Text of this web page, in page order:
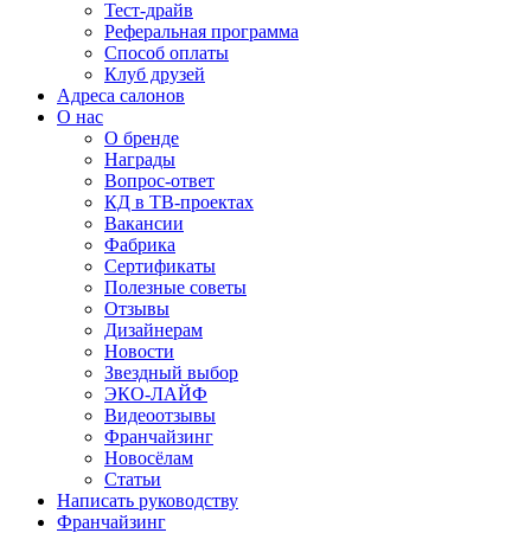
Тест-драйв
Реферальная программа
Способ оплаты
Клуб друзей
Адреса салонов
О нас
О бренде
Награды
Вопрос-ответ
КД в ТВ-проектах
Вакансии
Фабрика
Сертификаты
Полезные советы
Отзывы
Дизайнерам
Новости
Звездный выбор
ЭКО-ЛАЙФ
Видеоотзывы
Франчайзинг
Новосёлам
Статьи
Написать руководству
Франчайзинг